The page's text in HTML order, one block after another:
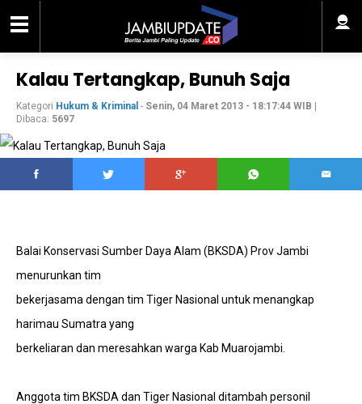
Kalau Tertangkap, Bunuh Saja
Kategori Hukum & Kriminal - Senin, 04 Maret 2013 - 18:17:44 WIB
Dibaca: 5697
Balai Konservasi Sumber Daya Alam (BKSDA) Prov Jambi
menurunkan tim
bekerjasama dengan tim Tiger Nasional untuk menangkap
harimau Sumatra yang
berkeliaran dan meresahkan warga Kab Muarojambi.
Anggota tim BKSDA dan Tiger Nasional ditambah personil